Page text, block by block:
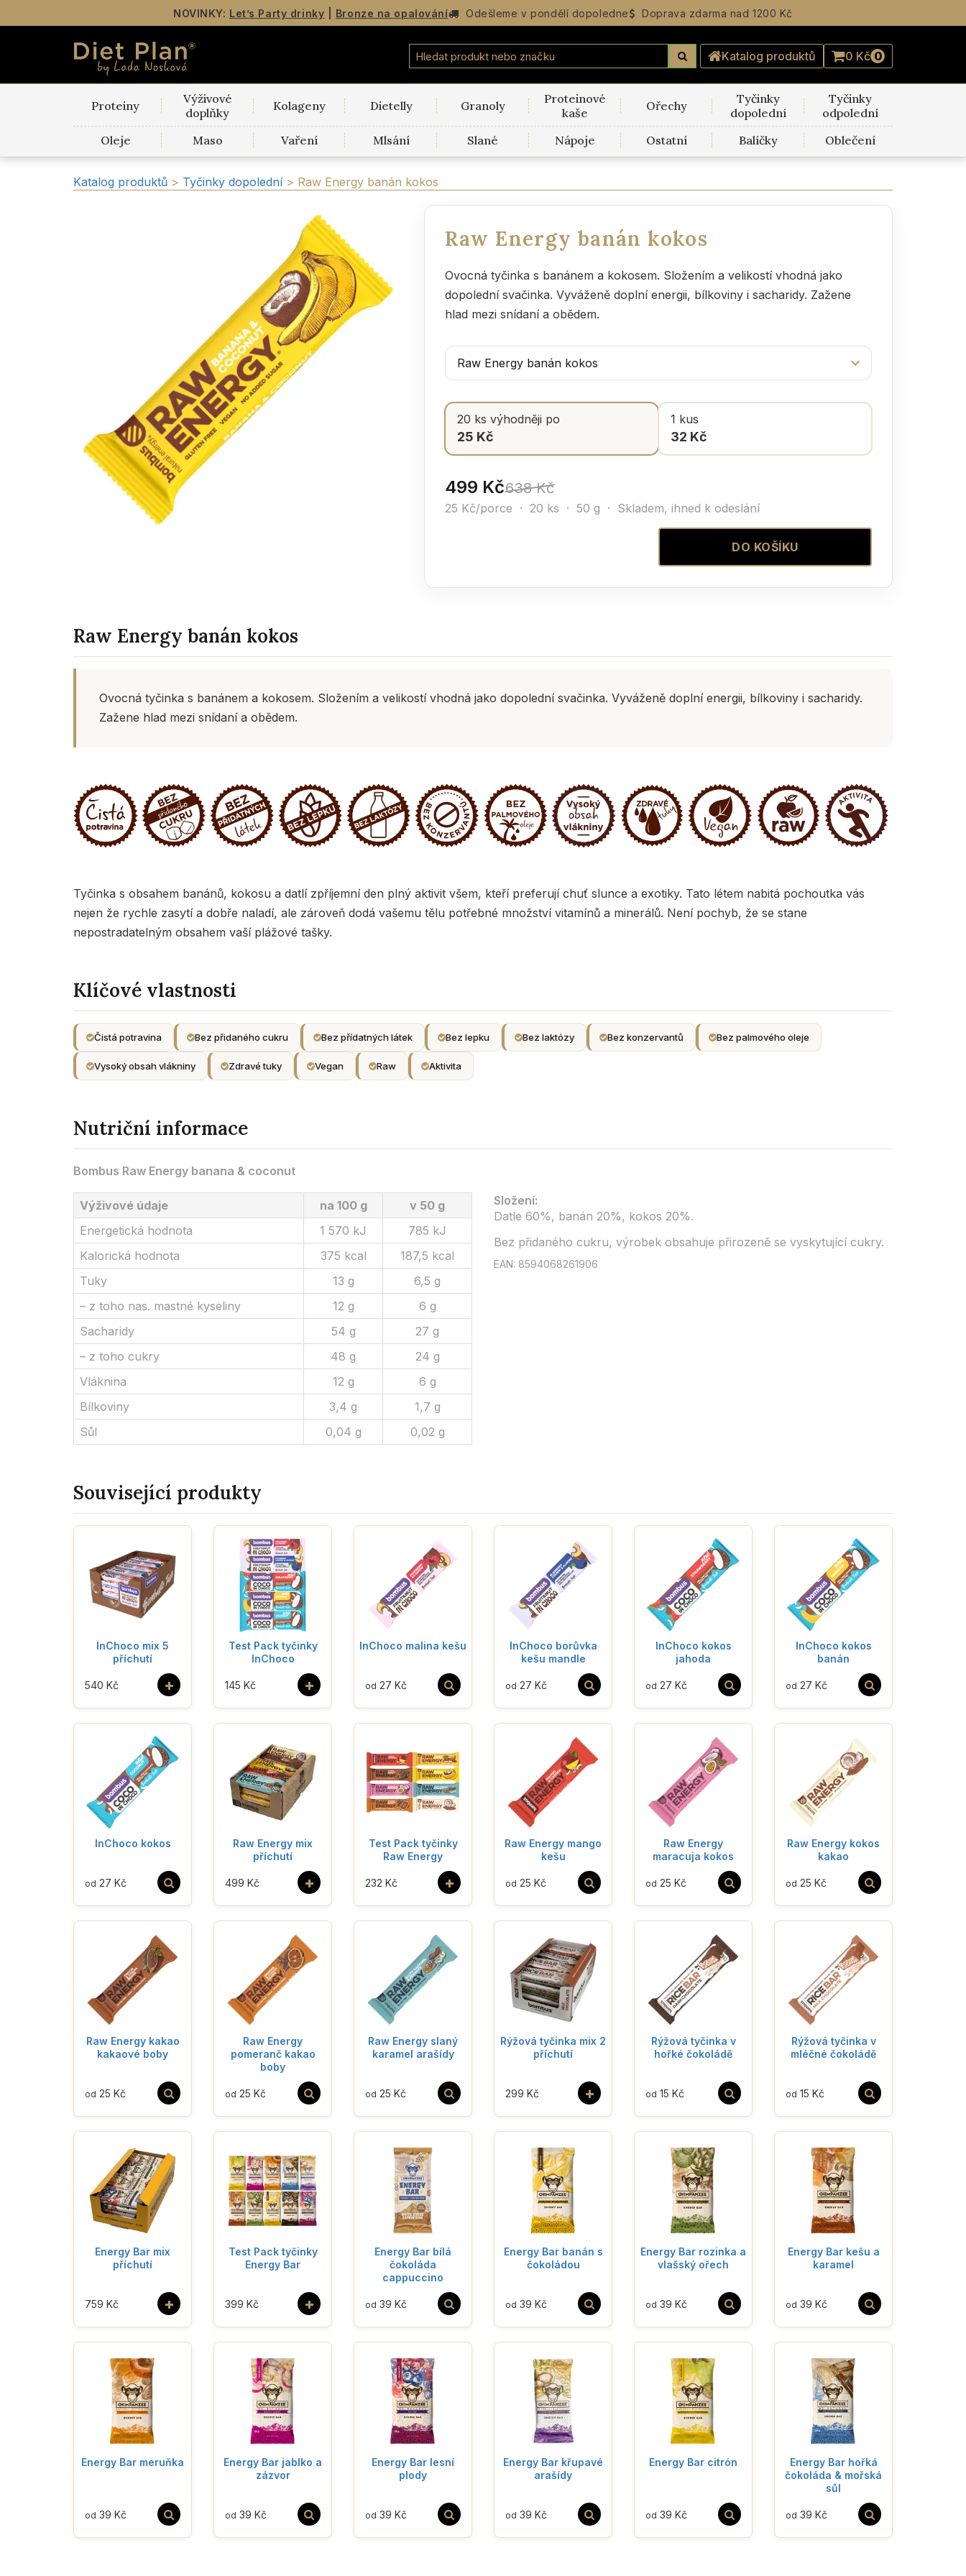
NOVINKY: Let’s Party drinky Bronze na opalování Odešleme vpondělí dopoledne Doprava zdarma nad 1200 Kč
Katalog produktů 0 Kč 0
Proteiny
Výživové
doplňky
Kolageny Dietelly Granoly
Proteinové
kaše
Ořechy
Tyčinky
dopolední
Tyčinky
odpolední
Oleje
Maso Vaření Mlsání Slané Nápoje Ostatní Balíčky Oblečení
Katalog produktů > Tyčinky dopolední > Raw Energy banán kokos
Raw Energy banán kokos
Ovocná tyčinka s banánem a kokosem. Složením a velikostí vhodná jako
dopolední svačinka. Vyváženě doplní energii, bílkoviny i sacharidy. Zažene
hlad mezi snídaní a obědem.
20 ks výhodněji po
25 Kč
1 kus
32 Kč
499 Kč638 Kč
25 Kč/porce · 20 ks · 50 g · Skladem, ihned k odeslání
DO KOŠÍKU
Raw Energy banán kokos
Ovocná tyčinka s banánem a kokosem. Složením a velikostí vhodná jako dopolední svačinka. Vyváženě doplní energii, bílkoviny i sacharidy.
Zažene hlad mezi snídaní a obědem.
Tyčinka s obsahem banánů, kokosu a datlí zpříjemní den plný aktivit všem, kteří preferují chuť slunce a exotiky. Tato létem nabitá pochoutka vás
nejen že rychle zasytí a dobře naladí, ale zároveň dodá vašemu tělu potřebné množství vitamínů a minerálů. Není pochyb, že se stane
nepostradatelným obsahem vaší plážové tašky.
Klíčové vlastnosti
Čistá potravina Bez přidaného cukru Bez přídatných látek Bez lepku Bez laktózy Bez konzervantů Bez palmového oleje
Vysoký obsah vlákniny Zdravé tuky Vegan Raw Aktivita
Nutriční informace
Bombus Raw Energy banana & coconut
Výživové údaje na 100 g
v 50 g
Energetická hodnota
1 570 kJ
785 kJ
Kalorická hodnota
375 kcal
187,5 kcal
Tuky
13 g
6,5 g
– z toho nas. mastné kyseliny
12 g
6 g
Sacharidy
54 g
27 g
– z toho cukry
48 g
24 g
Vláknina
12 g
6 g
Bílkoviny
3,4 g
1,7 g
Sůl
0,04 g 0,02 g
Složení:
Datle 60%, banán 20%, kokos 20%.
Bez přidaného cukru, výrobek obsahuje přirozeně se vyskytující cukry.
EAN: 8594068261906
Související produkty
InChoco mix 5
příchutí
+
540 Kč
Test Pack tyčinky
InChoco
+
145 Kč
InChoco malina kešu
od 27 Kč
InChoco borůvka
kešu mandle
od 27 Kč
InChoco kokos
jahoda
od 27 Kč
InChoco kokos
banán
od 27 Kč
InChoco kokos
od 27 Kč
Raw Energy mix
příchutí
+
499 Kč
Test Pack tyčinky
Raw Energy
+
232 Kč
Raw Energy mango
kešu
od 25 Kč
Raw Energy
maracuja kokos
od 25 Kč
Raw Energy kokos
kakao
od 25 Kč
Raw Energy kakao
kakaové boby
od 25 Kč
Raw Energy
pomeranč kakao
boby
od 25 Kč
Raw Energy slaný
karamel arašídy
od 25 Kč
Rýžová tyčinka mix 2
příchutí
+
299 Kč
Rýžová tyčinka v
hořké čokoládě
od 15 Kč
Rýžová tyčinka v
mléčné čokoládě
od 15 Kč
Energy Bar mix
příchutí
+
759 Kč
Test Pack tyčinky
Energy Bar
+
399 Kč
Energy Bar bílá
čokoláda
cappuccino
od 39 Kč
Energy Bar banán s
čokoládou
od 39 Kč
Energy Bar rozinka a
vlašský ořech
od 39 Kč
Energy Bar kešu a
karamel
od 39 Kč
Energy Bar meruňka
od 39 Kč
Energy Bar jablko a
zázvor
od 39 Kč
Energy Bar lesní
plody
od 39 Kč
Energy Bar křupavé
arašídy
od 39 Kč
Energy Bar citrón
od 39 Kč
Energy Bar hořká
čokoláda & mořská
sůl
od 39 Kč